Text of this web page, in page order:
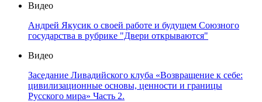
Видео
Андрей Якусик о своей работе и будущем Союзного
государства в рубрике "Двери открываются"
Видео
Заседание Ливадийского клуба «Возвращение к себе:
цивилизационные основы, ценности и границы
Русского мира» Часть 2.